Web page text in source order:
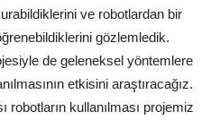
ve robotlardan bir
gözlemledik.
de geleneksel yöntemlere
etkisini araştıracağız.
robotların kullanılması projemiz